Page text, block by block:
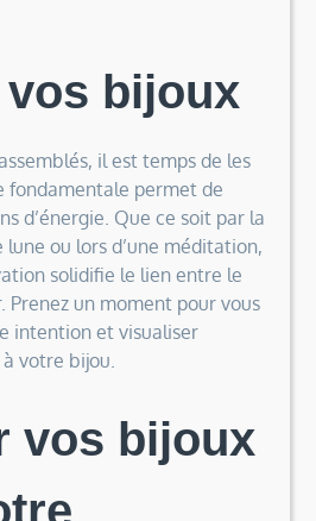
bijoux
il est temps de les
fondamentale permet de
d’énergie. Que ce soit par la
ou lors d’une méditation,
solidifie le lien entre le
Prenez un moment pour vous
intention et visualiser
votre bijou.
vos bijoux